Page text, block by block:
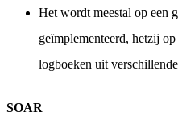
Het wordt meestal op een
geïmplementeerd, hetzij
logboeken uit
SOAR